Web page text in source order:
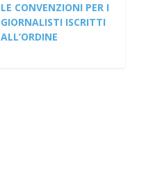
LE CONVENZIONI PER I
GIORNALISTI ISCRITTI
ALL’ORDINE